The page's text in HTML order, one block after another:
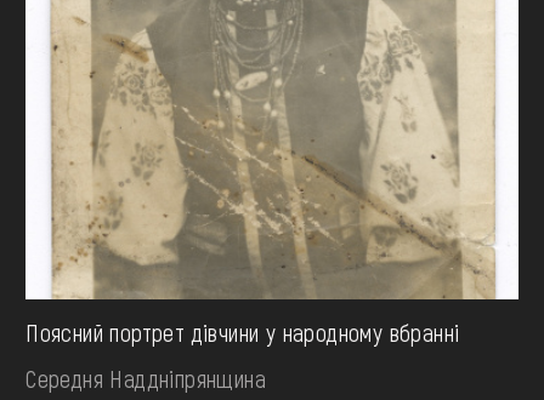
Поясний портрет дівчини у народному вбранні
Середня Наддніпрянщина